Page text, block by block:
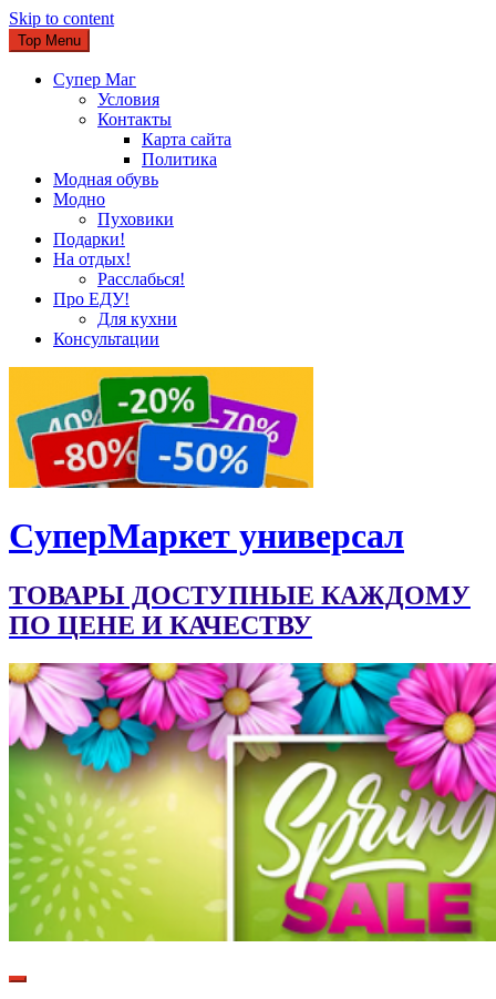
Skip to content
Top Menu
Супер Маг
Условия
Контакты
Карта сайта
Политика
Модная обувь
Модно
Пуховики
Подарки!
На отдых!
Расслабься!
Про ЕДУ!
Для кухни
Консультации
CуперМаркет универсал
ТОВАРЫ ДОСТУПНЫЕ КАЖДОМУ
ПО ЦЕНЕ И КАЧЕСТВУ